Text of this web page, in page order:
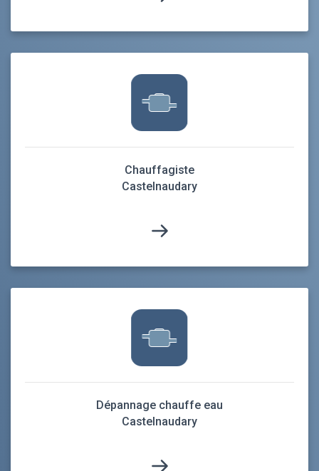
Chauffagiste
Castelnaudary
Dépannage chauffe eau
Castelnaudary